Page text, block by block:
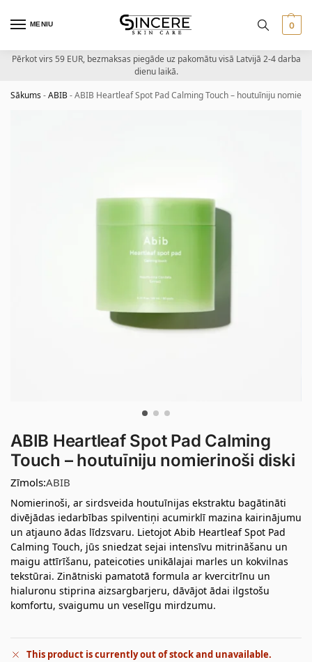
MENIU 0
Pērkot virs 59 EUR, bezmaksas piegāde uz pakomātu visā Latvijā 2-4 darba
dienu laikā.
Sākums-ABIB-ABIB Heartleaf Spot Pad Calming Touch – houtuīniju
ABIB Heartleaf Spot Pad Calming
Touch – houtuīniju nomierinoši diski
Zīmols:ABIB
Nomierinoši, ar sirdsveida houtuīnijas ekstraktu bagātināti
divējādas iedarbības spilventiņi acumirklī mazina kairinājumu
un atjauno ādas līdzsvaru. Lietojot Abib Heartleaf Spot Pad
Calming Touch, jūs sniedzat sejai intensīvu mitrināšanu un
maigu attīrīšanu, pateicoties unikālajai marles un kokvilnas
tekstūrai. Zinātniski pamatotā formula ar kvercitrīnu un
hialuronu stiprina aizsargbarjeru, dāvājot ādai ilgstošu
komfortu, svaigumu un veselīgu mirdzumu.
This product is currently out of stock and unavailable.